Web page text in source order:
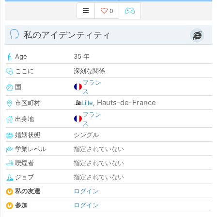
0
私のアイデンティティ
Age
35 年
ここに
深刻な関係
国
フラン
ス
市区町村
Lille, Hauts-de-France
出身地
フラン
ス
婚姻状態
シングル
学業レベル
指定されていない
喫煙者
指定されていない
ジョブ
指定されていない
私の友達
ログイン
参加
ログイン